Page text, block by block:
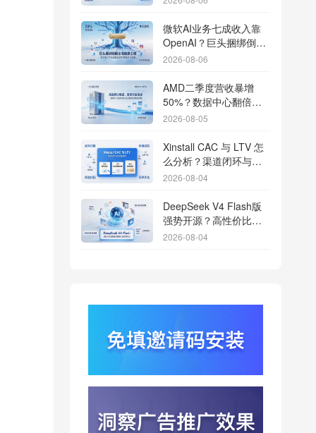
微软AI业务七成收入靠
OpenAI？巨头捆绑倒逼
出海App独立追踪全渠道
2026-08-06
AMD二季度营收暴增
50%？数据中心翻倍增
长驱动跨端分发新底座
2026-08-05
Xinstall CAC 与 LTV 怎
么分析？渠道闭环与投
放回报解析
2026-08-04
DeepSeek V4 Flash版
强势开源？高性价比基
座模型重塑长尾应用全
2026-08-04
行云科技算力订单超154
亿？底座产能扩张激活
AI应用多终端流转新周
2026-08-04
苹果带摄像头的 AirPods
爆硬件分发与全渠道归
因升级
2026-08-03